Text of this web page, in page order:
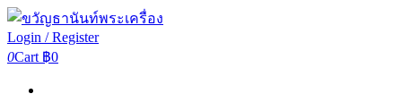
Login / Register
0Cart ฿0